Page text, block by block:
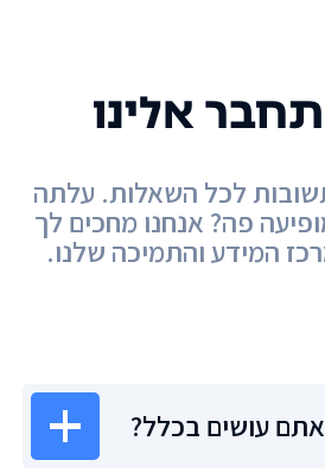
עושים בכלל?
אלינו
לכל השאלות. עלתה
פה? אנחנו מחכים לך
המידע והתמיכה שלנו.